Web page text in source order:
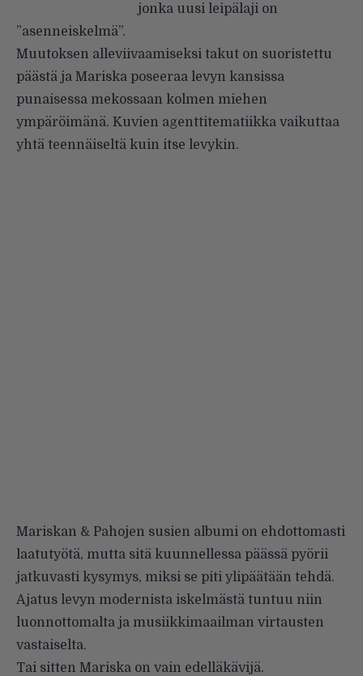
jonka uusi leipälaji on
”asenneiskelmä”.
Muutoksen alleviivaamiseksi takut on suoristettu
päästä ja Mariska poseeraa levyn kansissa
punaisessa mekossaan kolmen miehen
ympäröimänä. Kuvien agenttitematiikka vaikuttaa
yhtä teennäiseltä kuin itse levykin.
Mariskan & Pahojen susien albumi on ehdottomasti
laatutyötä, mutta sitä kuunnellessa päässä pyörii
jatkuvasti kysymys, miksi se piti ylipäätään tehdä.
Ajatus levyn modernista iskelmästä tuntuu niin
luonnottomalta ja musiikkimaailman virtausten
vastaiselta.
Tai sitten Mariska on vain edelläkävijä.